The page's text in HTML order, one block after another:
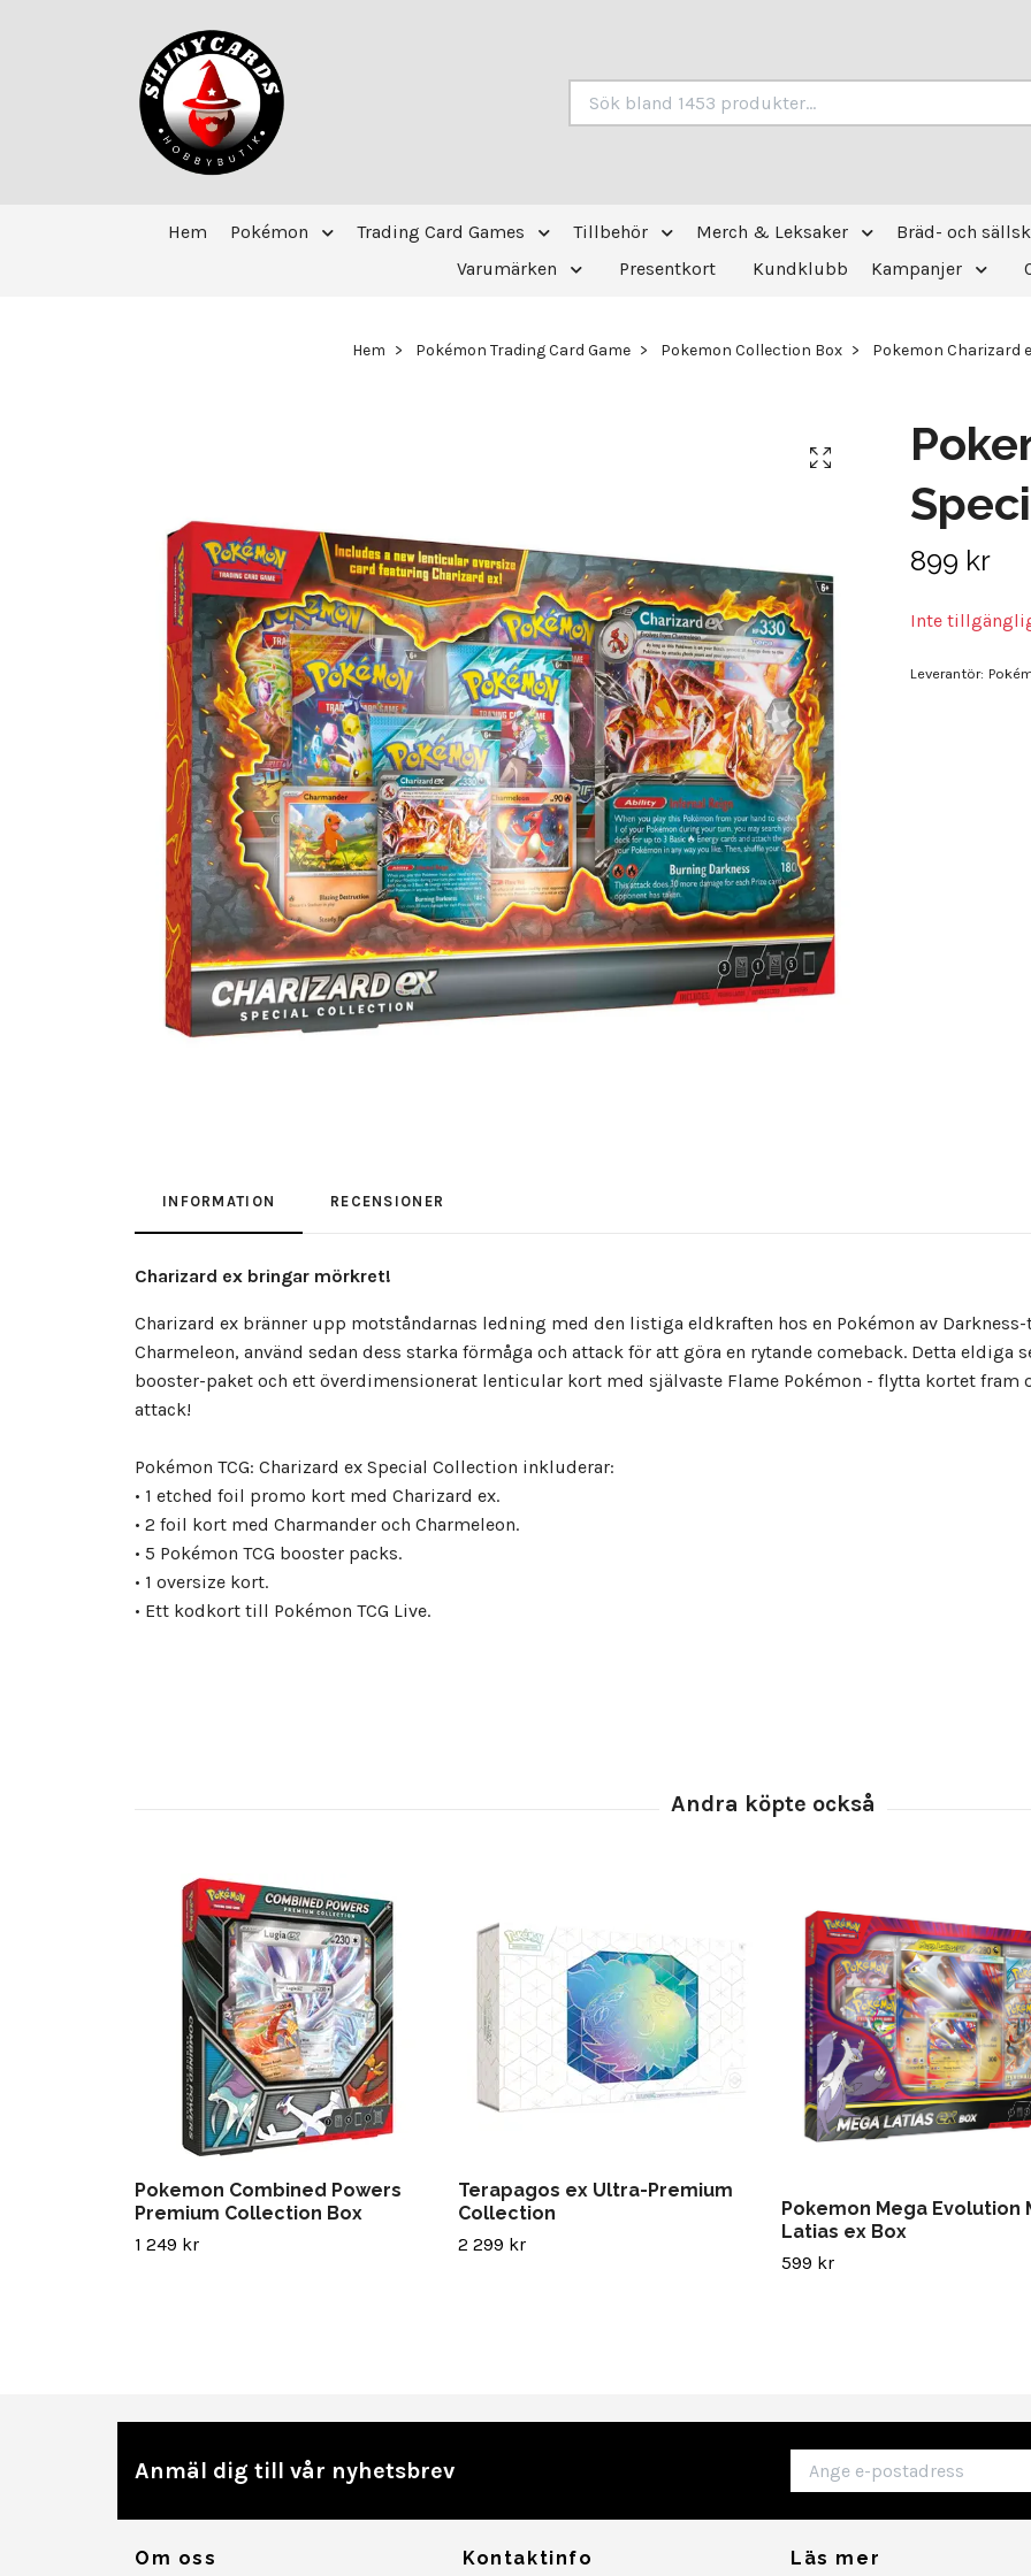
Hem Pokémon Trading Card Games Tillbehör Merch & Leksaker Bräd- och
Varumärken
Presentkort Kundklubb Kampanjer
Hem Pokémon Trading Card Game Pokemon Collection Box Pokemon Charizard
899 kr
Inte
Leverantör:
INFORMATION RECENSIONER
Charizard ex bringar mörkret!
Charizard ex bränner upp motståndarnas ledning med den listiga eldkraften hos en Pokémon av
Charmeleon, använd sedan dess starka förmåga och attack för att göra en rytande comeback. Detta eldiga
booster-paket och ett överdimensionerat lenticular kort med självaste Flame Pokémon - flytta kortet fram
attack!
Pokémon TCG: Charizard ex Special Collection inkluderar:
• 1 etched foil promo kort med Charizard ex.
• 2 foil kort med Charmander och Charmeleon.
• 5 Pokémon TCG booster packs.
• 1 oversize kort.
• Ett kodkort till Pokémon TCG Live.
Pokemon Combined Powers
Premium Collection Box
1 249 kr
Terapagos ex Ultra-Premium
Collection
2 299 kr
Pokemon Mega Evolution
Latias ex Box
599 kr
Anmäl dig till vår nyhetsbrev
Om oss Kontaktinfo Läs mer